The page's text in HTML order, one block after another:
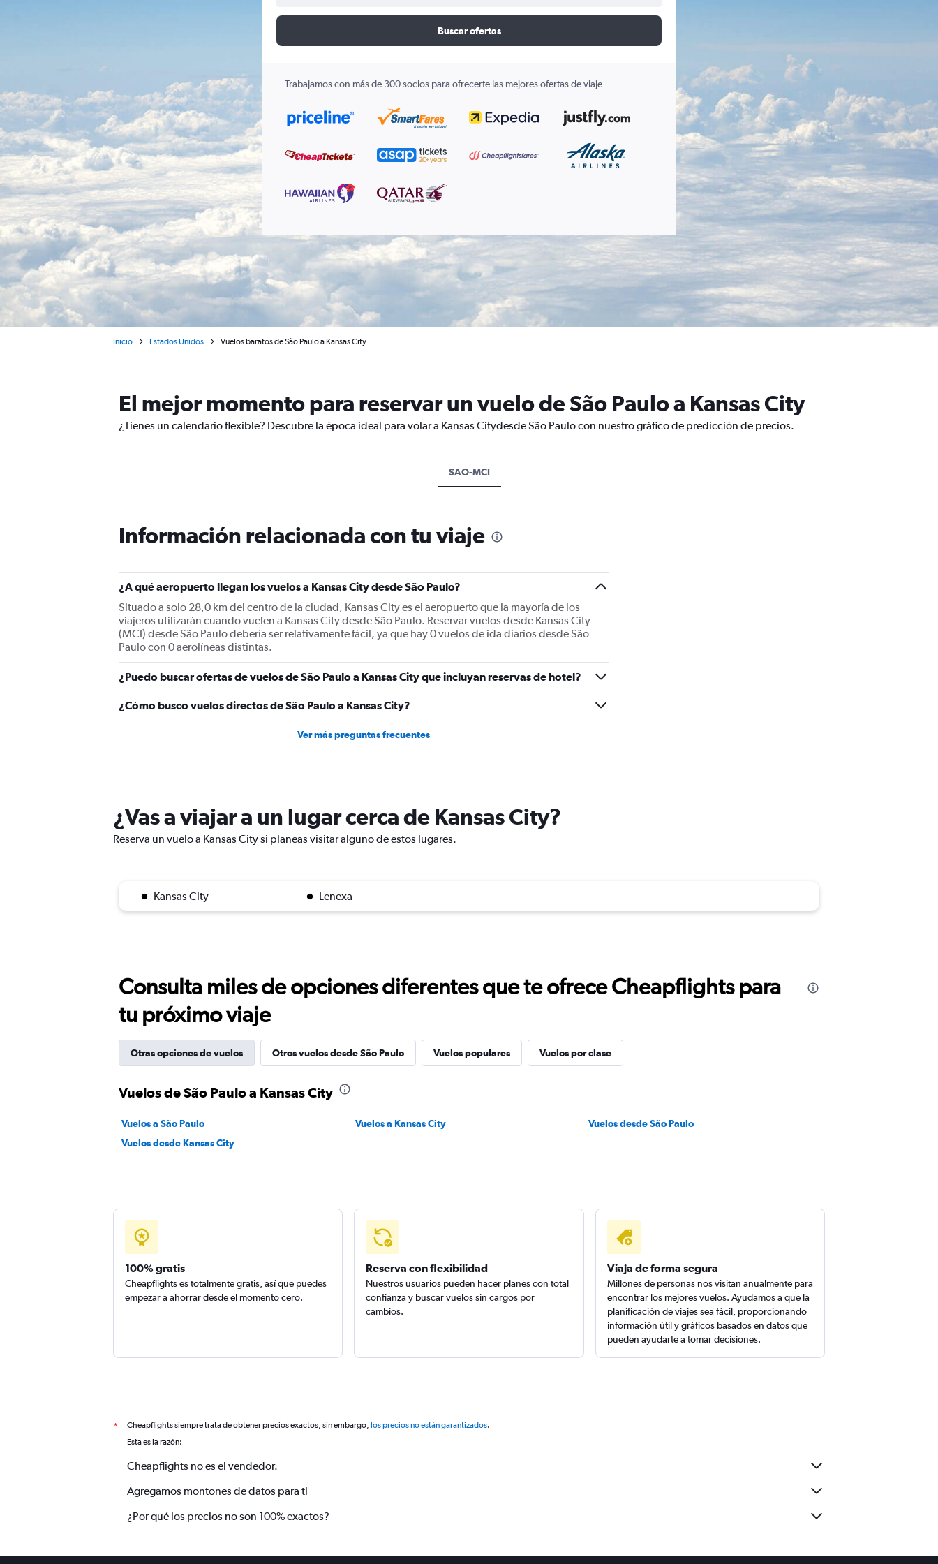
Buscar ofertas
Trabajamos con más de 300 socios para ofrecerte las mejores ofertas de viaje
Inicio Estados Unidos Vuelos baratos de São Paulo a Kansas City
El mejor momento para reservar un vuelo de São Paulo a Kansas City
¿Tienes un calendario flexible? Descubre la época ideal para volar a Kansas Citydesde São Paulo con nuestro gráfico de predicción de precios.
SAO-MCI
Información relacionada con tu viaje
¿A qué aeropuerto llegan los vuelos a Kansas City desde São Paulo?
Situado a solo 28,0 km del centro de la ciudad, Kansas City es el aeropuerto que la mayoría de los
viajeros utilizarán cuando vuelen a Kansas City desde São Paulo. Reservar vuelos desde Kansas City
(MCI) desde São Paulo debería ser relativamente fácil, ya que hay 0 vuelos de ida diarios desde São
Paulo con 0 aerolíneas distintas.
¿Puedo buscar ofertas de vuelos de São Paulo a Kansas City que incluyan reservas de hotel?
¿Cómo busco vuelos directos de São Paulo a Kansas City?
Ver más preguntas frecuentes
¿Vas a viajar a un lugar cerca de Kansas City?
Reserva un vuelo a Kansas City si planeas visitar alguno de estos lugares.
Kansas City Lenexa
Consulta miles de opciones diferentes que te ofrece Cheapflights para
tu próximo viaje
Otras opciones de vuelos Otros vuelos desde São Paulo Vuelos populares Vuelos por clase
Vuelos de São Paulo a Kansas City
Vuelos a São Paulo Vuelos a Kansas City
Vuelos desde São Paulo
Vuelos desde Kansas City
100% gratis
Cheapflights es totalmente gratis, así que puedes
empezar a ahorrar desde el momento cero.
Reserva con flexibilidad
Nuestros usuarios pueden hacer planes con total
confianza y buscar vuelos sin cargos por
cambios.
Viaja de forma segura
Millones de personas nos visitan anualmente para
encontrar los mejores vuelos. Ayudamos a que la
planificación de viajes sea fácil, proporcionando
información útil y gráficos basados en datos que
pueden ayudarte a tomar decisiones.
* Cheapflights siempre trata de obtener precios exactos, sin embargo, los precios no están garantizados.
Esta es la razón:
Cheapflights no es el vendedor.
Agregamos montones de datos para ti
¿Por qué los precios no son 100% exactos?